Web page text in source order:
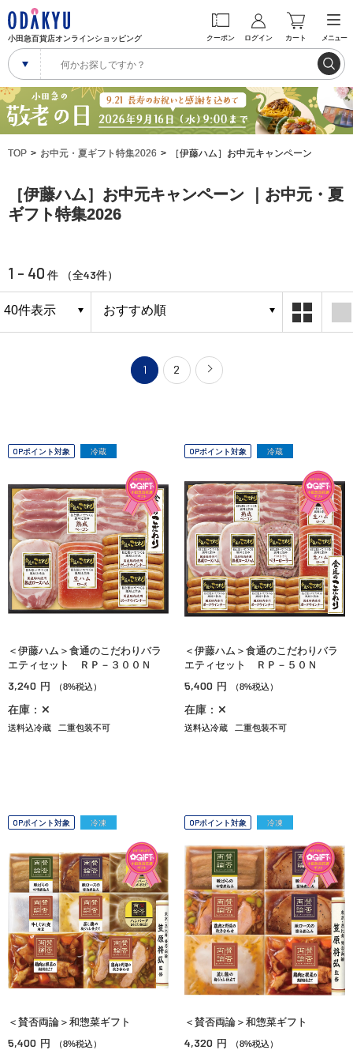
小田急百貨店オンラインショッピング クーポン ログイン カート メニュー
TOP お中元・夏ギフト特集2026 ［伊藤ハム］お中元キャンペーン
［伊藤ハム］お中元キャンペーン ｜お中元・夏
ギフト特集2026
1 - 40 件 （全43件）
1 2
OPポイント対象 冷蔵
＜伊藤ハム＞食通のこだわりバラ
エティセット ＲＰ－３００Ｎ
3,240 円 （8%税込）
在庫：✕
送料込冷蔵 二重包装不可
OPポイント対象 冷蔵
＜伊藤ハム＞食通のこだわりバラ
エティセット ＲＰ－５０Ｎ
5,400 円 （8%税込）
在庫：✕
送料込冷蔵 二重包装不可
OPポイント対象 冷凍
＜賛否両論＞和惣菜ギフト
5,400 円 （8%税込）
OPポイント対象 冷凍
＜賛否両論＞和惣菜ギフト
4,320 円 （8%税込）